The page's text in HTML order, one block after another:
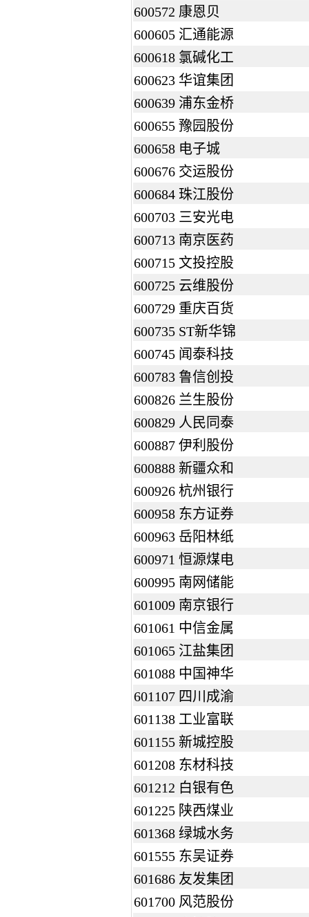
600572 康恩贝
600605 汇通能源
600618 氯碱化工
600623 华谊集团
600639 浦东金桥
600655 豫园股份
600658 电子城
600676 交运股份
600684 珠江股份
600703 三安光电
600713 南京医药
600715 文投控股
600725 云维股份
600729 重庆百货
600735 ST新华锦
600745 闻泰科技
600783 鲁信创投
600826 兰生股份
600829 人民同泰
600887 伊利股份
600888 新疆众和
600926 杭州银行
600958 东方证券
600963 岳阳林纸
600971 恒源煤电
600995 南网储能
601009 南京银行
601061 中信金属
601065 江盐集团
601088 中国神华
601107 四川成渝
601138 工业富联
601155 新城控股
601208 东材科技
601212 白银有色
601225 陕西煤业
601368 绿城水务
601555 东吴证券
601686 友发集团
601700 风范股份